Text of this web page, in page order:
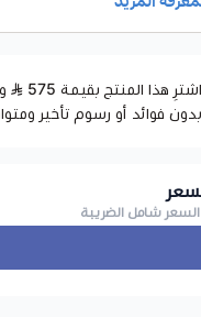
فتح سريع وآمن:
ذكي للباب الخارجي..
اشترِ هذا المنتج بقيمة 575
بدون فوائد أو رسوم تأخير
شامل الضريبة